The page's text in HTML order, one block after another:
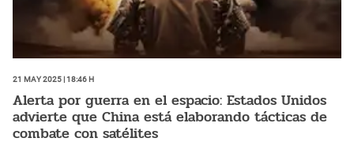
21 May 2025 | 18:46 h
Alerta por guerra en el espacio: Estados Unidos
advierte que China está elaborando tácticas de
combate con satélites